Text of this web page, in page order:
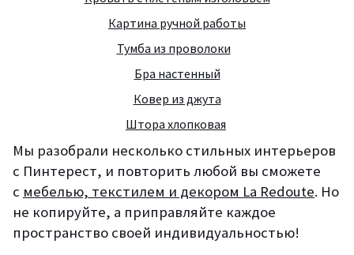
Картина ручной работы
Тумба из проволоки
Бра настенный
Ковер из джута
Штора хлопковая
Мы разобрали несколько стильных интерьеров
с Пинтерест, и повторить любой вы сможете
с мебелью, текстилем и декором La Redoute. Но
не копируйте, а приправляйте каждое
пространство своей индивидуальностью!